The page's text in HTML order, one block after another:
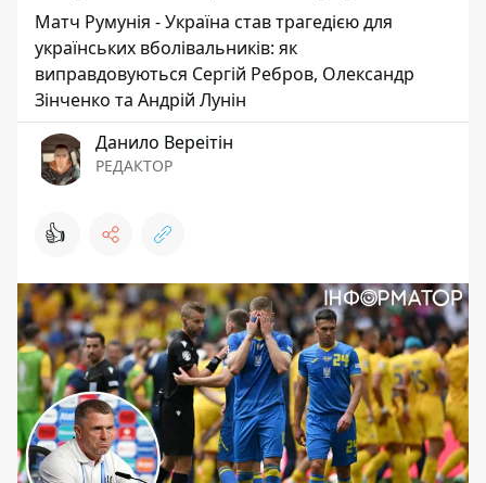
Матч Румунія - Україна став трагедією для
українських вболівальників: як
виправдовуються Сергій Ребров, Олександр
Зінченко та Андрій Лунін
Данило Вереітін
РЕДАКТОР
👍